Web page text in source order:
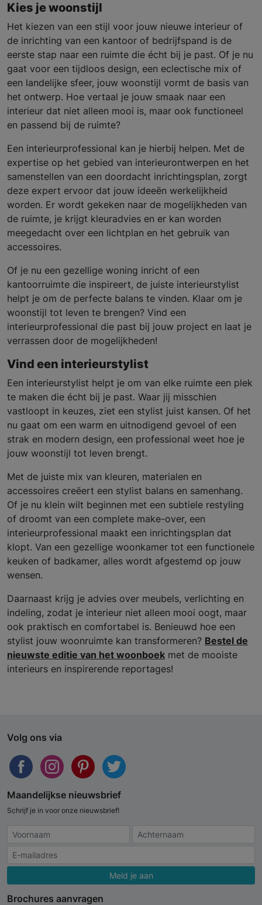
Kies je woonstijl
Het kiezen van een stijl voor jouw nieuwe interieur of
de inrichting van een kantoor of bedrijfspand is de
eerste stap naar een ruimte die écht bij je past. Of je nu
gaat voor een tijdloos design, een eclectische mix of
een landelijke sfeer, jouw woonstijl vormt de basis van
het ontwerp. Hoe vertaal je jouw smaak naar een
interieur dat niet alleen mooi is, maar ook functioneel
en passend bij de ruimte?
Een interieurprofessional kan je hierbij helpen. Met de
expertise op het gebied van interieurontwerpen en het
samenstellen van een doordacht inrichtingsplan, zorgt
deze expert ervoor dat jouw ideeën werkelijkheid
worden. Er wordt gekeken naar de mogelijkheden van
de ruimte, je krijgt kleuradvies en er kan worden
meegedacht over een lichtplan en het gebruik van
accessoires.
Of je nu een gezellige woning inricht of een
kantoorruimte die inspireert, de juiste interieurstylist
helpt je om de perfecte balans te vinden. Klaar om je
woonstijl tot leven te brengen? Vind een
interieurprofessional die past bij jouw project en laat je
verrassen door de mogelijkheden!
Vind een interieurstylist
Een interieurstylist helpt je om van elke ruimte een plek
te maken die écht bij je past. Waar jij misschien
vastloopt in keuzes, ziet een stylist juist kansen. Of het
nu gaat om een warm en uitnodigend gevoel of een
strak en modern design, een professional weet hoe je
jouw woonstijl tot leven brengt.
Met de juiste mix van kleuren, materialen en
accessoires creëert een stylist balans en samenhang.
Of je nu klein wilt beginnen met een subtiele restyling
of droomt van een complete make-over, een
interieurprofessional maakt een inrichtingsplan dat
klopt. Van een gezellige woonkamer tot een functionele
keuken of badkamer, alles wordt afgestemd op jouw
wensen.
Daarnaast krijg je advies over meubels, verlichting en
indeling, zodat je interieur niet alleen mooi oogt, maar
ook praktisch en comfortabel is. Benieuwd hoe een
stylist jouw woonruimte kan transformeren? Bestel de
nieuwste editie van het woonboek met de mooiste
interieurs en inspirerende reportages!
Volg ons via
Maandelijkse nieuwsbrief
Schrijf je in voor onze nieuwsbrief!
Meld je aan
Brochures aanvragen